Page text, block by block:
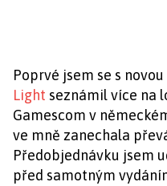
Poprvé jsem se s
Light seznámil více na
Gamescom v
ve mně zanechala
Předobjednávku jsem
před samotným